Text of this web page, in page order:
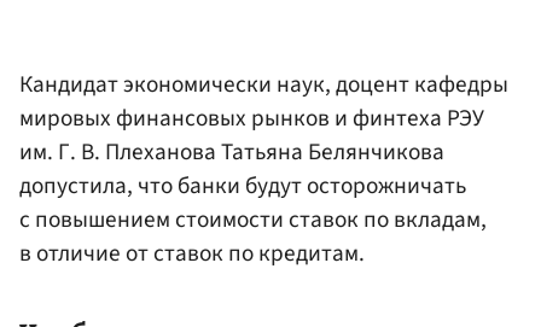
Кандидат экономически наук, доцент кафедры
мировых финансовых рынков и финтеха РЭУ
им. Г. В. Плеханова Татьяна Белянчикова
допустила, что банки будут осторожничать
с повышением стоимости ставок по вкладам,
в отличие от ставок по кредитам.